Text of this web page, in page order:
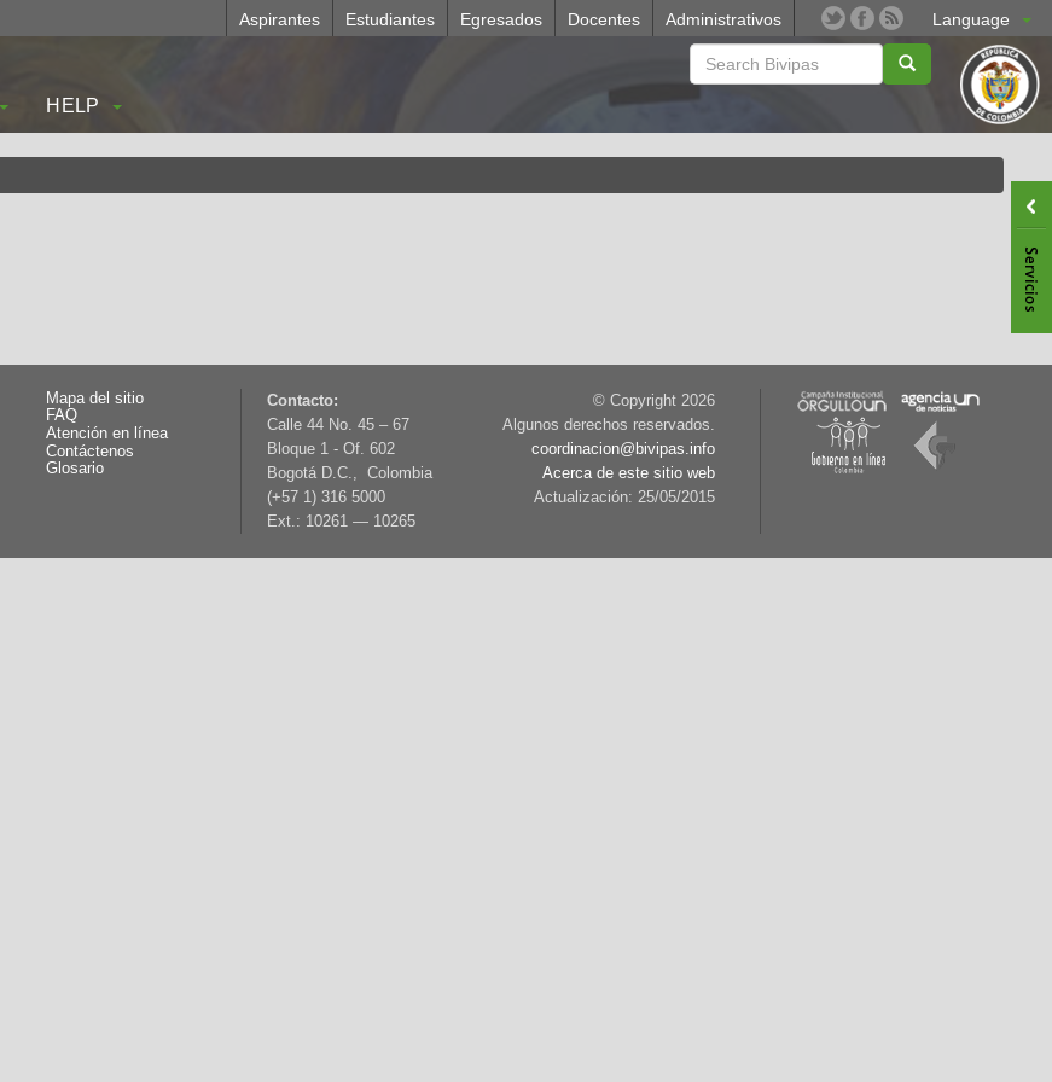
Language
Aspirantes Estudiantes Egresados Docentes Administrativos
HELP
Mapa del sitio
FAQ
Atención en línea
Contáctenos
Glosario
Contacto:
Calle 44 No. 45 – 67
Bloque 1 - Of. 602
Bogotá D.C., Colombia
(+57 1) 316 5000
Ext.: 10261 — 10265
© Copyright 2026
Algunos derechos reservados.
coordinacion@bivipas.info
Acerca de este sitio web
Actualización: 25/05/2015